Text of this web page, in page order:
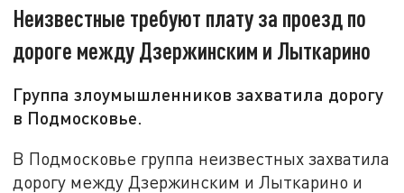
Неизвестные требуют плату за проезд по
дороге между Дзержинским и Лыткарино
Группа злоумышленников захватила дорогу
в Подмосковье.
В Подмосковье группа неизвестных захватила
дорогу между Дзержинским и Лыткарино и